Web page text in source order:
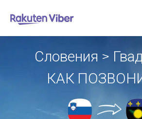
Словения >
КАК